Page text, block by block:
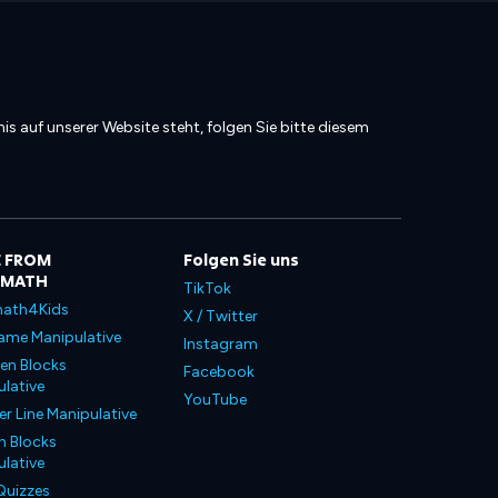
auf unserer Website steht, folgen Sie bitte diesem
FROM
Manipulative
Blocks
Line Manipulative
Blocks
Folgen Sie uns
TikTok
X / Twitter
Instagram
Facebook
YouTube